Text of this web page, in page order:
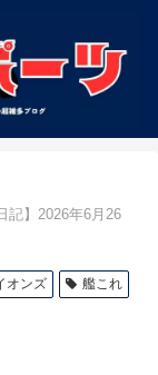
記】2026年6月26
オンズ 艦これ